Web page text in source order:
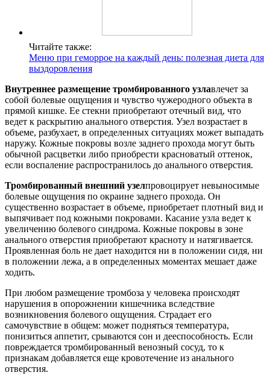
Читайте также:
Меню при геморрое на каждый день: полезная диета для
выздоровления
Внутреннее размещение тромбированного узлавлечет за
собой болевые ощущения и чувство чужеродного объекта в
прямой кишке. Ее стекни приобретают отечный вид, что
ведет к раскрытию анального отверстия. Узел возрастает в
объеме, разбухает, в определенных ситуациях может выпадать
наружу. Кожные покровы возле заднего прохода могут быть
обычной расцветки либо приобрести красноватый оттенок,
если воспаление распространилось до анального отверстия.
Тромбированный внешний узелпровоцирует невыносимые
болевые ощущения по окраине заднего прохода. Он
существенно возрастает в объеме, приобретает плотный вид и
выпячивает под кожными покровами. Касание узла ведет к
увеличению болевого синдрома. Кожные покровы в зоне
анального отверстия приобретают красноту и натягивается.
Проявленная боль не дает находится ни в положении сидя, ни
в положении лежа, а в определенных моментах мешает даже
ходить.
При любом размещение тромбоза у человека происходят
нарушения в опорожнении кишечника вследствие
возникновения болевого ощущения. Страдает его
самочувствие в общем: может подняться температура,
понизиться аппетит, срываются сон и дееспособность. Если
повреждается тромбированный венозный сосуд, то к
признакам добавляется еще кровотечение из анального
отверстия.